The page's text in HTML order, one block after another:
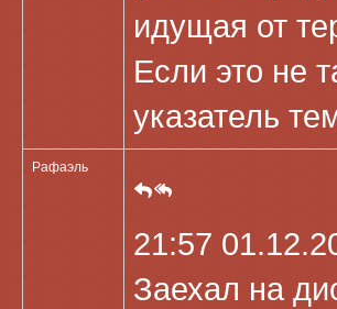
идущая от
Если это не
указатель
Рафаэль
21:57
Заехал на